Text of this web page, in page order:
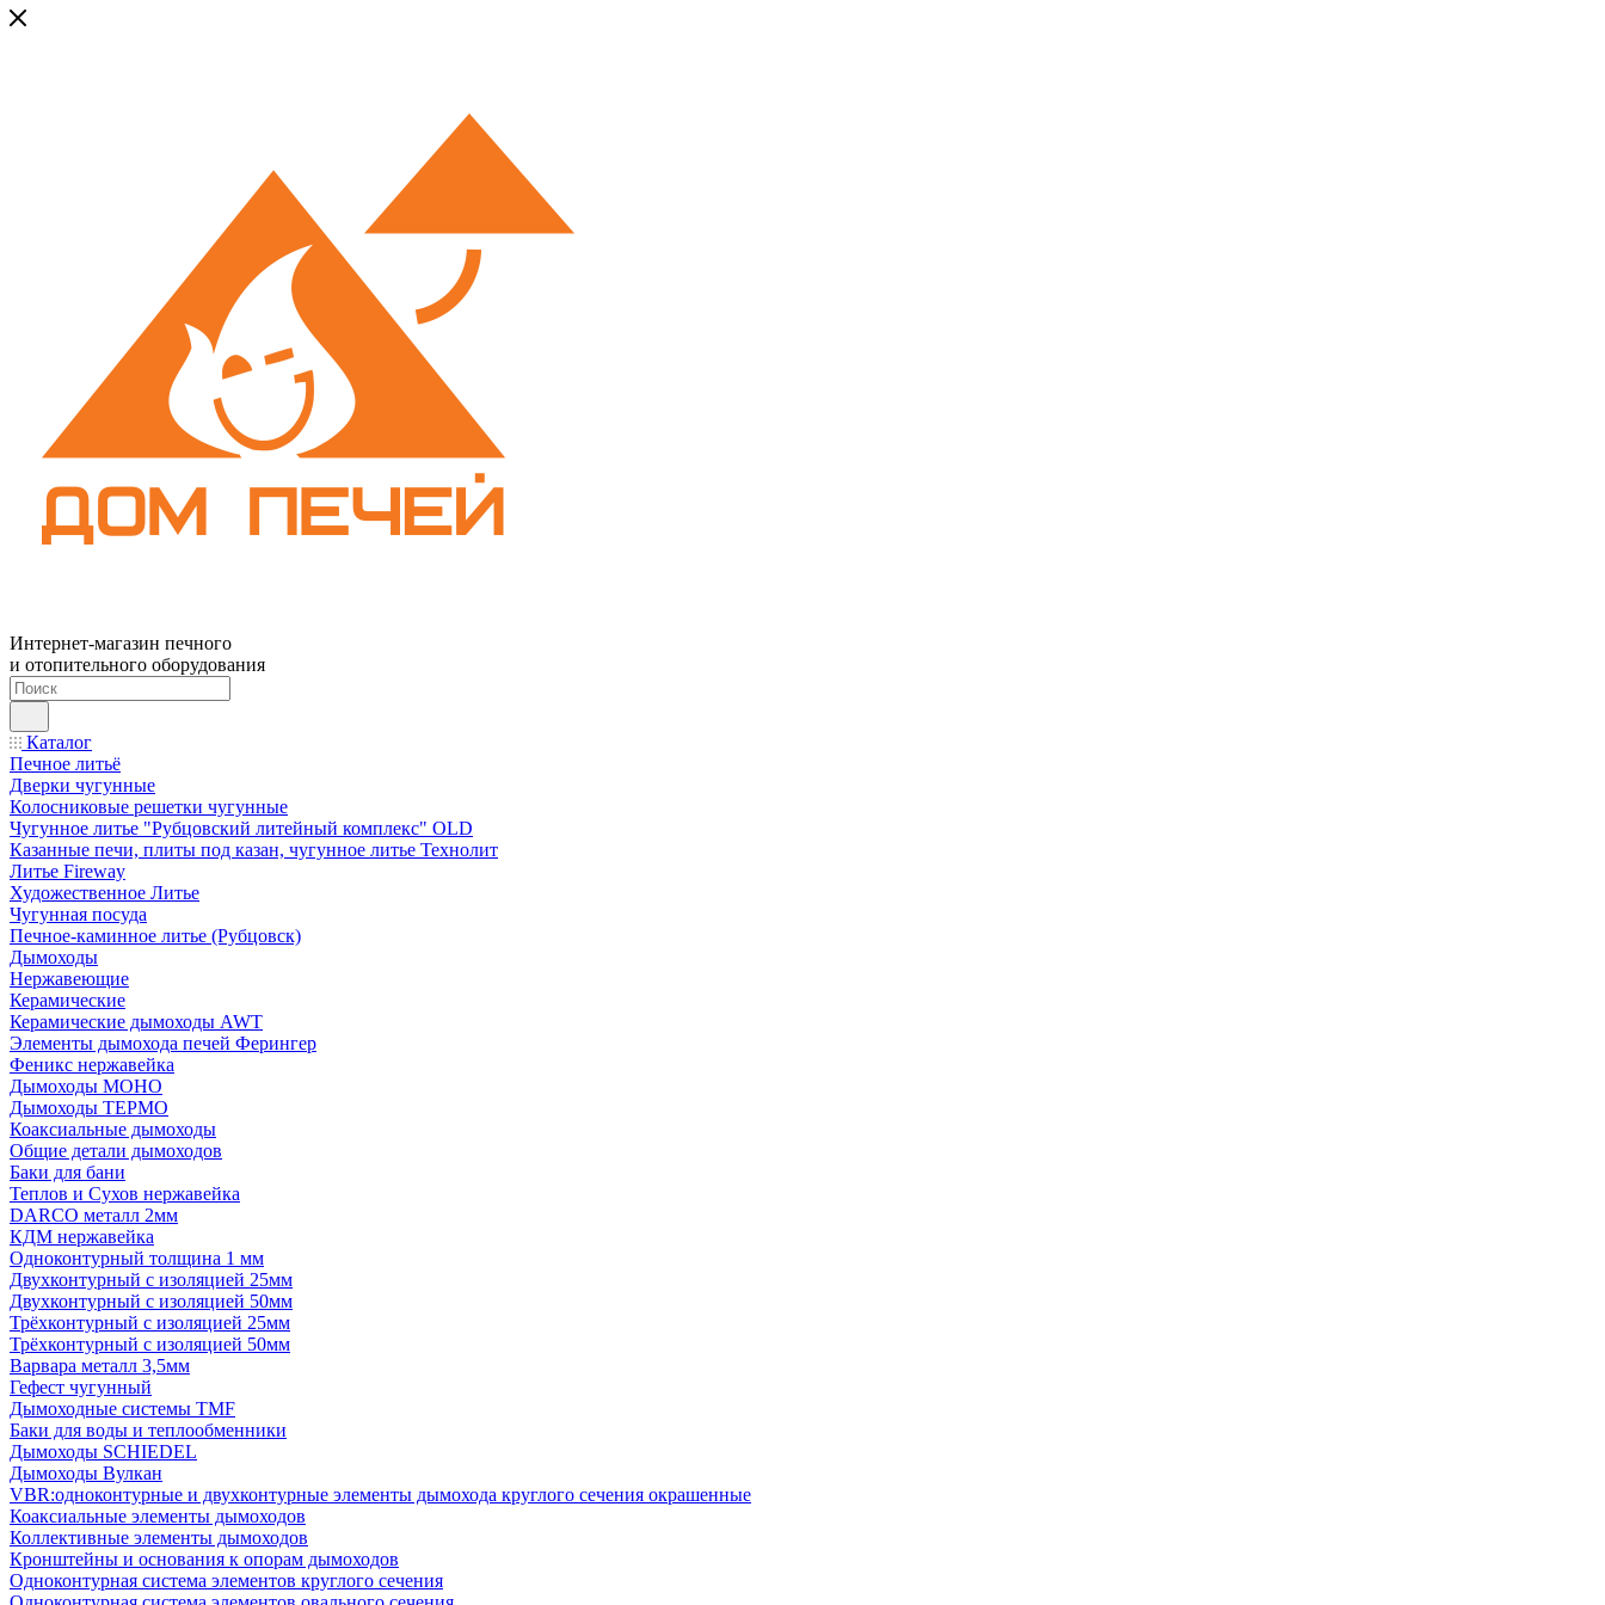
Интернет-магазин печного
и отопительного оборудования
Каталог
Печное литьё
Дверки чугунные
Колосниковые решетки чугунные
Чугунное литье "Рубцовский литейный комплекс" OLD
Казанные печи, плиты под казан, чугунное литье Технолит
Литье Fireway
Художественное Литье
Чугунная посуда
Печное-каминное литье (Рубцовск)
Дымоходы
Нержавеющие
Керамические
Керамические дымоходы AWT
Элементы дымохода печей Ферингер
Феникс нержавейка
Дымоходы МОНО
Дымоходы ТЕРМО
Коаксиальные дымоходы
Общие детали дымоходов
Баки для бани
Теплов и Сухов нержавейка
DARCO металл 2мм
КДМ нержавейка
Одноконтурный толщина 1 мм
Двухконтурный с изоляцией 25мм
Двухконтурный с изоляцией 50мм
Трёхконтурный с изоляцией 25мм
Трёхконтурный с изоляцией 50мм
Варвара металл 3,5мм
Гефест чугунный
Дымоходные системы TMF
Баки для воды и теплообменники
Дымоходы SCHIEDEL
Дымоходы Вулкан
VBR:одноконтурные и двухконтурные элементы дымохода круглого сечения окрашенные
Коаксиальные элементы дымоходов
Коллективные элементы дымоходов
Кронштейны и основания к опорам дымоходов
Одноконтурная система элементов круглого сечения